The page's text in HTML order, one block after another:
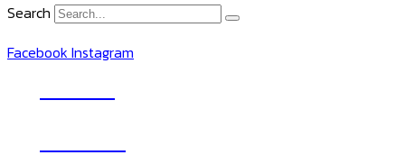
Search
Facebook Instagram